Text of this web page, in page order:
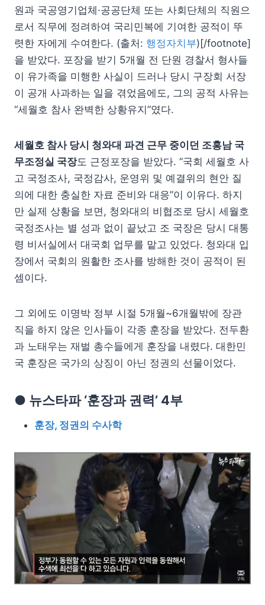
원과 국공영기업체·공공단체 또는 사회단체의 직원으
로서 직무에 정려하여 국리민복에 기여한 공적이 뚜
렷한 자에게 수여한다. (출처: 행정자치부)[/footnote]
을 받았다. 포장을 받기 5개월 전 단원 경찰서 형사들
이 유가족을 미행한 사실이 드러나 당시 구장회 서장
이 공개 사과하는 일을 겪었음에도, 그의 공적 사유는
“세월호 참사 완벽한 상황유지”였다.
세월호 참사 당시 청와대 파견 근무 중이던 조홍남 국
무조정실 국장도 근정포장을 받았다. “국회 세월호 사
고 국정조사, 국정감사, 운영위 및 예결위의 현안 질
의에 대한 충실한 자료 준비와 대응”이 이유다. 하지
만 실제 상황을 보면, 청와대의 비협조로 당시 세월호
국정조사는 별 성과 없이 끝났고 조 국장은 당시 대통
령 비서실에서 대국회 업무를 맡고 있었다. 청와대 입
장에서 국회의 원활한 조사를 방해한 것이 공적이 된
셈이다.
그 외에도 이명박 정부 시절 5개월~6개월밖에 장관
직을 하지 않은 인사들이 각종 훈장을 받았다. 전두환
과 노태우는 재벌 총수들에게 훈장을 내렸다. 대한민
국 훈장은 국가의 상징이 아닌 정권의 선물이었다.
● 뉴스타파 ‘훈장과 권력’ 4부
훈장, 정권의 수사학